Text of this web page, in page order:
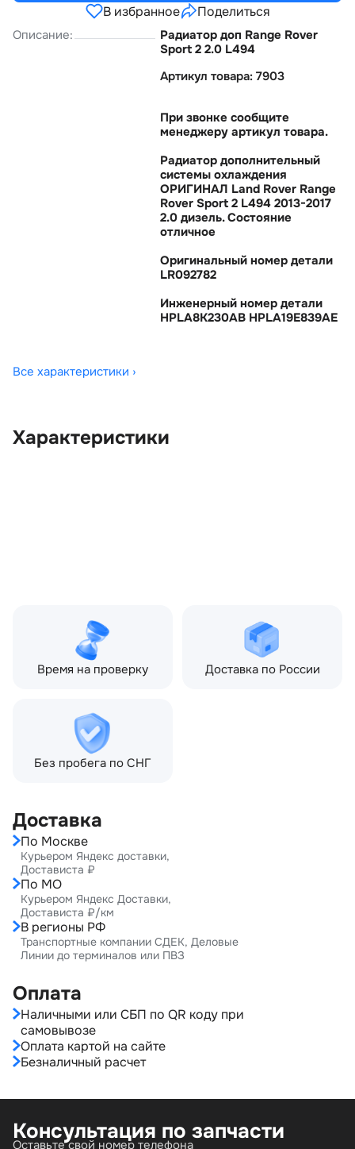
В избранное Поделиться
Описание:
Радиатор доп Range Rover
Sport 2 2.0 L494
Артикул товара: 7903
При звонке сообщите
менеджеру артикул товара.
Радиатор дополнительный
системы охлаждения
ОРИГИНАЛ Land Rover Range
Rover Sport 2 L494 2013-2017
2.0 дизель. Состояние
отличное
Оригинальный номер детали
LR092782
Инженерный номер детали
HPLA8K230AB HPLA19E839AE
Все характеристики ›
Характеристики
Время на проверку Доставка по России
Без пробега по СНГ
Доставка
По Москве
Курьером Яндекс доставки,
Достависта ₽
По МО
Курьером Яндекс Доставки,
Достависта ₽/км
В регионы РФ
Транспортные компании СДЕК, Деловые
Линии до терминалов или ПВЗ
Оплата
Наличными или СБП по QR коду при
самовывозе
Оплата картой на сайте
Безналичный расчет
Консультация по запчасти
Оставьте свой номер телефона